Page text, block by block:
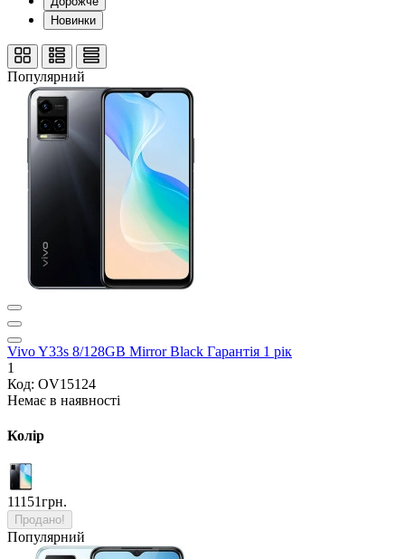
Новинки
Популярний
Vivo Y33s 8/128GB Mirror Black Гарантія 1 рік
1
Код: OV15124
Немає в наявності
Колір
11151грн.
Продано!
Популярний